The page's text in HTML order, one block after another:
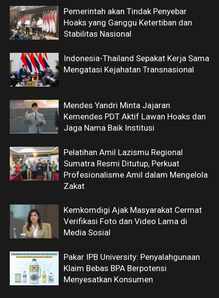
Pemerintah akan Tindak Penyebar
Hoaks yang Ganggu Ketertiban dan
Stabilitas Nasional
Indonesia-Thailand Sepakat Kerja Sama
Mengatasi Kejahatan Transnasional
Mendes Yandri Minta Jajaran
Kemendes PDT Aktif Lawan Hoaks dan
Jaga Nama Baik Institusi
Pelatihan Amil Lazismu Regional
Sumatra Resmi Ditutup, Perkuat
Profesionalisme Amil dalam Mengelola
Zakat
Kemkomdigi Ajak Masyarakat Cermat
Verifikasi Foto dan Video Lama di
Media Sosial
Pakar IPB University: Penyalahgunaan
Klaim Bebas BPA Berpotensi
Menyesatkan Konsumen